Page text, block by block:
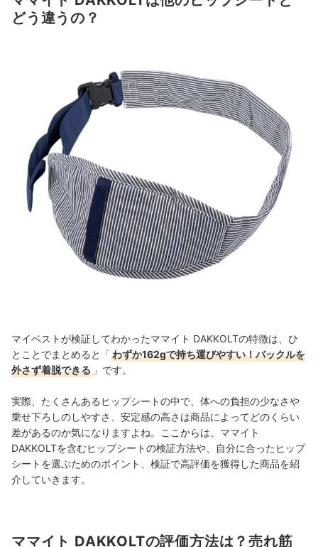
どう違うの？
マイベストが検証してわかったママイト DAKKOLTの特徴は、ひ
とことでまとめると「わずか162gで持ち運びやすい！バックルを
外さず着脱できる 」です。
実際、たくさんあるヒップシートの中で、体への負担の少なさや
乗せ下ろしのしやすさ、安定感の高さは商品によってどのくらい
差があるのか気になりますよね。ここからは、ママイト
DAKKOLTを含むヒップシートの検証方法や、自分に合ったヒップ
シートを選ぶためのポイント、検証で高評価を獲得した商品を紹
介していきます。
ママイト DAKKOLTの評価方法は？売れ筋